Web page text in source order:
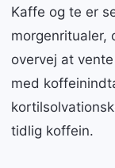
Kaffe og te er
morgenritualer,
overvej at
med
tidlig koffein.